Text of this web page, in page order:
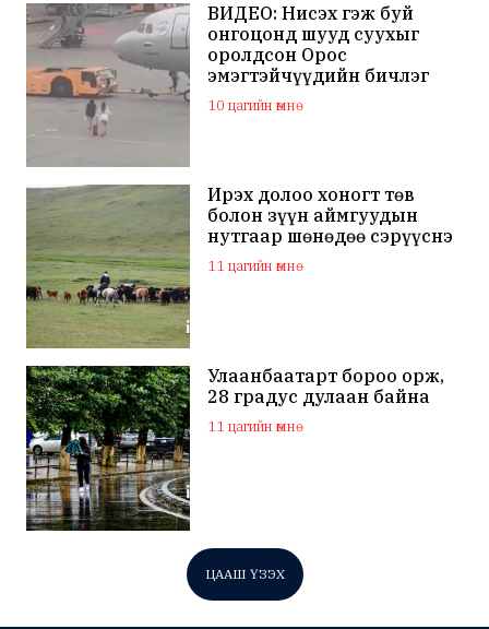
ВИДЕО: Нисэх гэж буй
онгоцонд шууд суухыг
оролдсон Орос
эмэгтэйчүүдийн бичлэг
дэлхий нийтийн
анхааралд оров
10 цагийн өмнө
Ирэх долоо хоногт төв
болон зүүн аймгуудын
нутгаар шөнөдөө сэрүүснэ
11 цагийн өмнө
Улаанбаатарт бороо орж,
28 градус дулаан байна
11 цагийн өмнө
ЦААШ ҮЗЭХ